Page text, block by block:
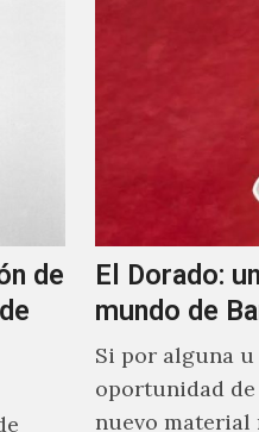
de
El Dorado:
mundo de
Si por alguna
oportunidad
nuevo material